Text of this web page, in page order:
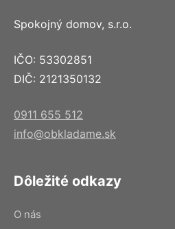
Spokojný domov, s.r.o.
IČO: 53302851
DIČ: 2121350132
0911 655 512
info@obkladame.sk
Dôležité odkazy
O nás